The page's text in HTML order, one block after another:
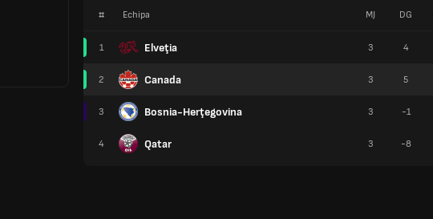
# Echipa
1 Elveţia
2 Canada
3 Bosnia-Herţegovina
4 Qatar
MJ DG
3 4
3 5
3 -1
3 -8